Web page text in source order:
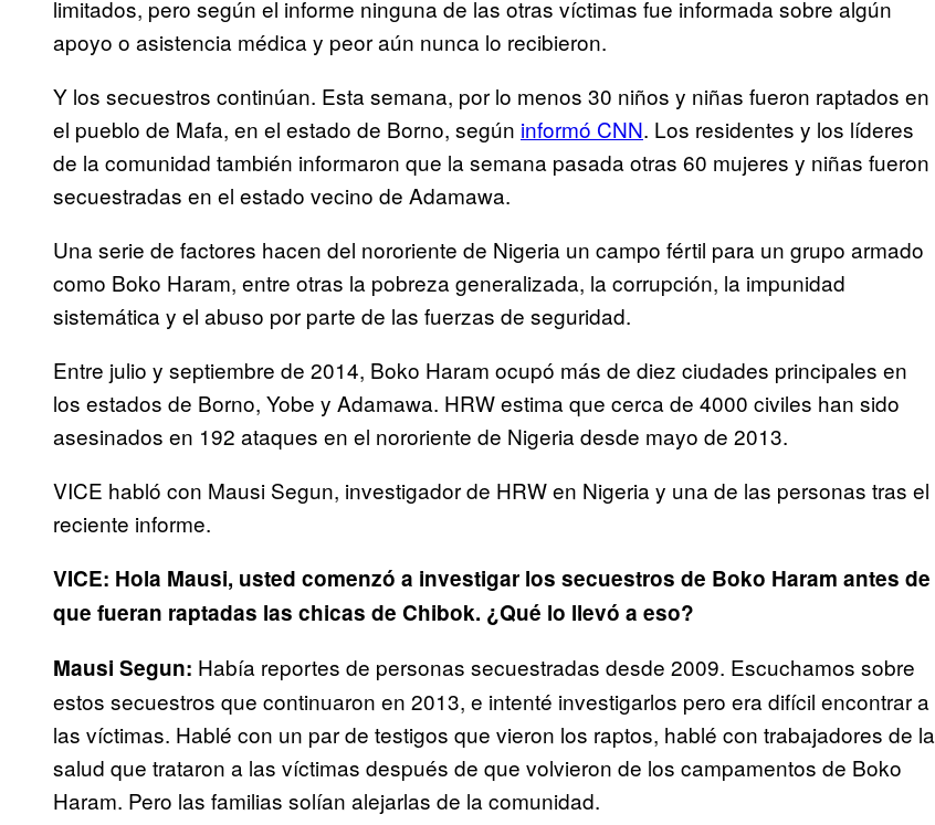
limitados, pero según el informe ninguna de las otras víctimas fue informada sobre algún
apoyo o asistencia médica y peor aún nunca lo recibieron.
Y los secuestros continúan. Esta semana, por lo menos 30 niños y niñas fueron raptados en
el pueblo de Mafa, en el estado de Borno, según informó CNN. Los residentes y los líderes
de la comunidad también informaron que la semana pasada otras 60 mujeres y niñas fueron
secuestradas en el estado vecino de Adamawa.
Una serie de factores hacen del nororiente de Nigeria un campo fértil para un grupo armado
como Boko Haram, entre otras la pobreza generalizada, la corrupción, la impunidad
sistemática y el abuso por parte de las fuerzas de seguridad.
Entre julio y septiembre de 2014, Boko Haram ocupó más de diez ciudades principales en
los estados de Borno, Yobe y Adamawa. HRW estima que cerca de 4000 civiles han sido
asesinados en 192 ataques en el nororiente de Nigeria desde mayo de 2013.
VICE habló con Mausi Segun, investigador de HRW en Nigeria y una de las personas tras el
reciente informe.
VICE: Hola Mausi, usted comenzó a investigar los secuestros de Boko Haram antes de
que fueran raptadas las chicas de Chibok. ¿Qué lo llevó a eso?
Mausi Segun: Había reportes de personas secuestradas desde 2009. Escuchamos sobre
estos secuestros que continuaron en 2013, e intenté investigarlos pero era difícil encontrar a
las víctimas. Hablé con un par de testigos que vieron los raptos, hablé con trabajadores de la
salud que trataron a las víctimas después de que volvieron de los campamentos de Boko
Haram. Pero las familias solían alejarlas de la comunidad.